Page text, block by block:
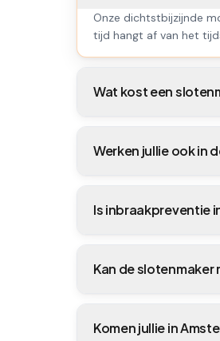
Onze dichtstbijzijnde
tijd hangt af van het
Wat kost een
Werken jullie ook in
Is inbraakpreventie
Kan de slotenmaker
Komen jullie in